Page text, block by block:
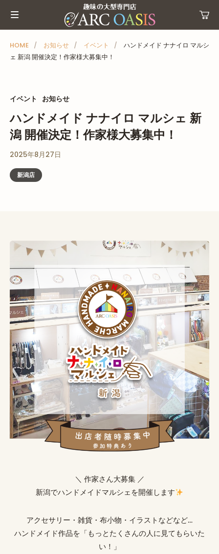
ュ
HOME お知らせ イベント
ハンドメイド ナナイロ マルシ
ェ 新潟 開催決定！作家様大募集中！
イベント お知らせ
ハンドメイド ナナイロ マルシェ 新
潟 開催決定！作家様大募集中！
2025年8月27日
新潟店
＼ 作家さん大募集 ／
新潟でハンドメイドマルシェを開催します
アクセサリー・雑貨・布小物・イラストなどなど…
ハンドメイド作品を「もっとたくさんの人に見てもらいた
い！」